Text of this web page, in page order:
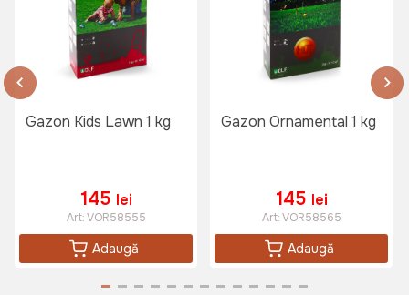
Gazon Kids Lawn 1 kg
145 lei
Art:VOR58555
Adaugă
Gazon Ornamental 1 kg
145 lei
Art:VOR58565
Adaugă